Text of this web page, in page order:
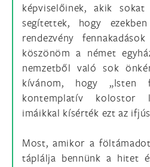
képviselőinek, akik
segítettek, hogy
rendezvény
köszönöm a német
nemzetből való sok
kívánom, hogy „Isten
kontemplatív kolostor
imáikkal kísérték ezt az
Most, amikor a
táplálja bennünk a hitet